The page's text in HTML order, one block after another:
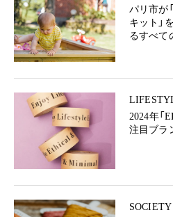
パリ市が
キット」
るすべて
2024年「
注目ブラ
SOCIETY